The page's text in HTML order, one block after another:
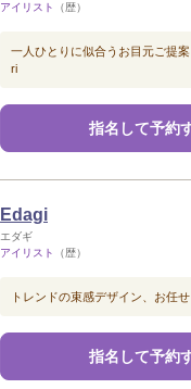
アイリスト
（歴）
一人ひとりに似合うお目元ご提
ri
指名して予約
Edagi
エダギ
アイリスト
（歴）
トレンドの束感デザイン、お任
指名して予約